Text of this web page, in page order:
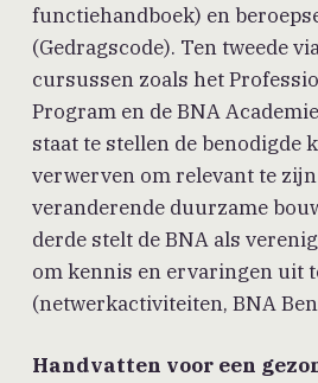
functiehandboek) en
(Gedragscode). Ten tweede
cursussen zoals het
Program en de BNA
staat te stellen de benodigde
verwerven om relevant te
veranderende duurzame
derde stelt de BNA als
om kennis en ervaringen uit
(netwerkactiviteiten, BNA
Handvatten voor een